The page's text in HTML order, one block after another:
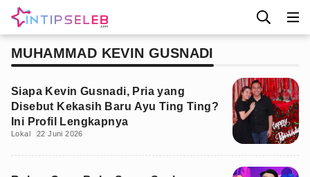
MUHAMMAD KEVIN GUSNADI
Siapa Kevin Gusnadi, Pria yang
Disebut Kekasih Baru Ayu Ting Ting?
Ini Profil Lengkapnya
Lokal 22 Juni 2026